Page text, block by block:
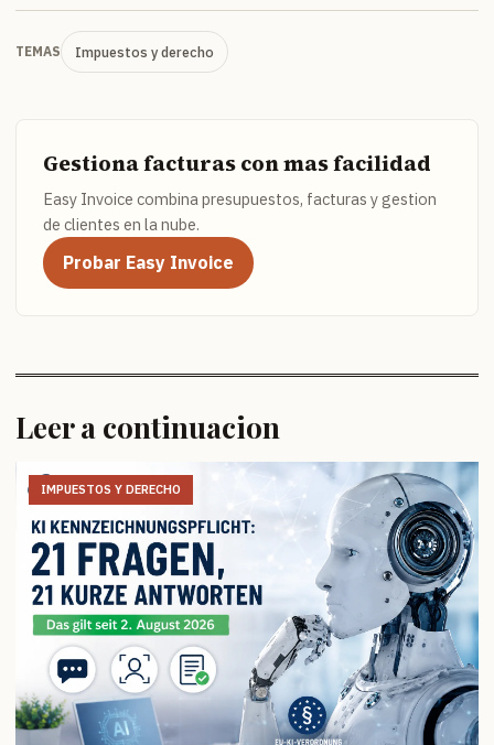
TEMAS Impuestos y derecho
Gestiona facturas con mas facilidad
Easy Invoice combina presupuestos, facturas y gestion
de clientes en la nube.
Probar Easy Invoice
Leer a continuacion
IMPUESTOS Y DERECHO